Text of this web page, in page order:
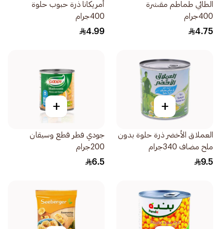
الطائي طماطم مقشرة
400جرام
4.75
أمريكانا ذرة حبوب حلوة
400جرام
4.99
+
العملاق الأخضر ذرة حلوة بدون
ملح مضاف 340جرام
9.5
+
جودي فطر قطع وسيقان
200جرام
6.5